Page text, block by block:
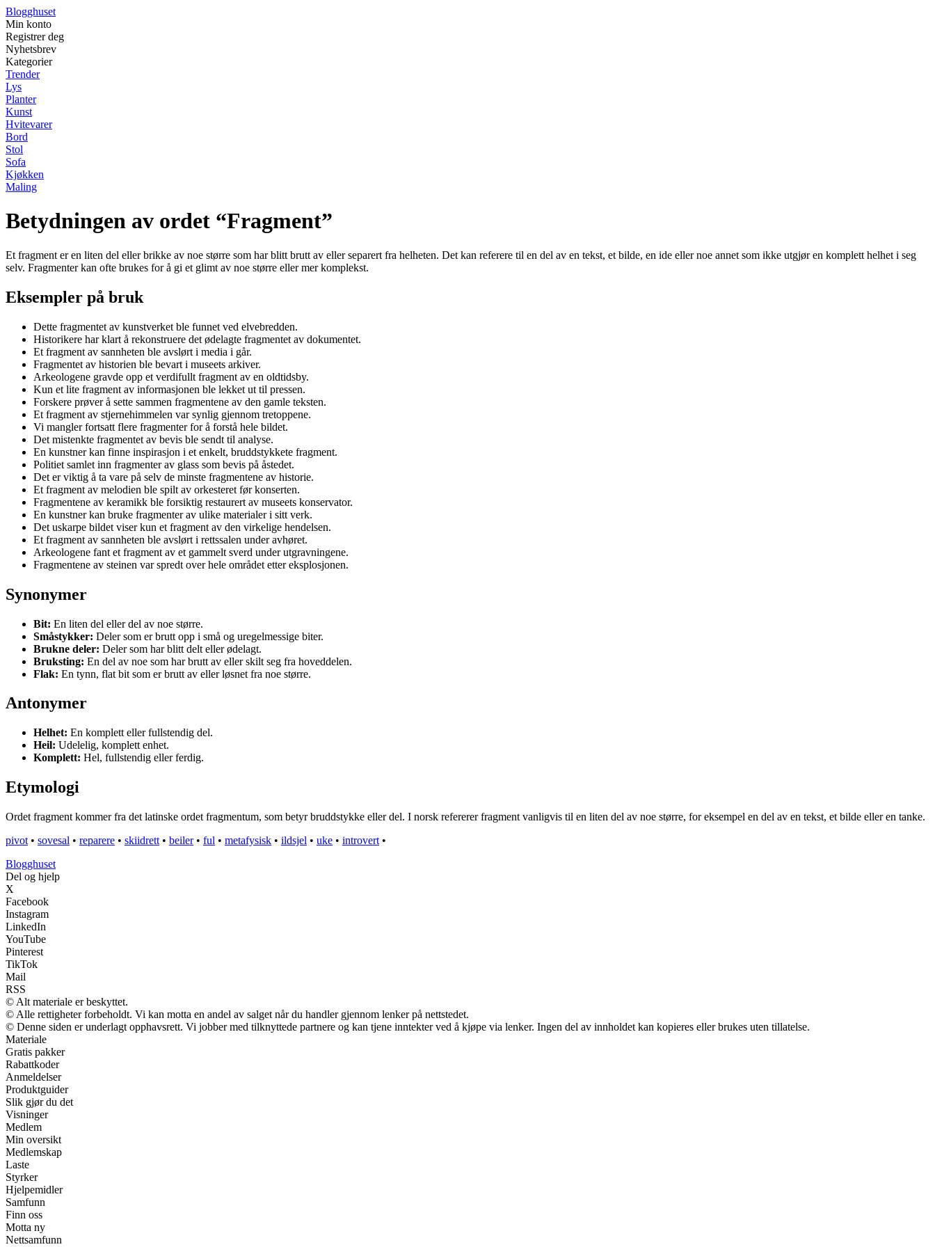
Blogghuset
Min konto
Registrer deg
Nyhetsbrev
Kategorier
Trender
Lys
Planter
Kunst
Hvitevarer
Bord
Stol
Sofa
Kjøkken
Maling
Betydningen av ordet “Fragment”
Et fragment er en liten del eller brikke av noe større som har blitt brutt av eller separert fra helheten. Det kan referere til en del av en tekst, et bilde, en ide eller noe annet som ikke utgjør en komplett helhet i seg
selv. Fragmenter kan ofte brukes for å gi et glimt av noe større eller mer komplekst.
Eksempler på bruk
Dette fragmentet av kunstverket ble funnet ved elvebredden.
Historikere har klart å rekonstruere det ødelagte fragmentet av dokumentet.
Et fragment av sannheten ble avslørt i media i går.
Fragmentet av historien ble bevart i museets arkiver.
Arkeologene gravde opp et verdifullt fragment av en oldtidsby.
Kun et lite fragment av informasjonen ble lekket ut til pressen.
Forskere prøver å sette sammen fragmentene av den gamle teksten.
Et fragment av stjernehimmelen var synlig gjennom tretoppene.
Vi mangler fortsatt flere fragmenter for å forstå hele bildet.
Det mistenkte fragmentet av bevis ble sendt til analyse.
En kunstner kan finne inspirasjon i et enkelt, bruddstykkete fragment.
Politiet samlet inn fragmenter av glass som bevis på åstedet.
Det er viktig å ta vare på selv de minste fragmentene av historie.
Et fragment av melodien ble spilt av orkesteret før konserten.
Fragmentene av keramikk ble forsiktig restaurert av museets konservator.
En kunstner kan bruke fragmenter av ulike materialer i sitt verk.
Det uskarpe bildet viser kun et fragment av den virkelige hendelsen.
Et fragment av sannheten ble avslørt i rettssalen under avhøret.
Arkeologene fant et fragment av et gammelt sverd under utgravningene.
Fragmentene av steinen var spredt over hele området etter eksplosjonen.
Synonymer
Bit: En liten del eller del av noe større.
Småstykker: Deler som er brutt opp i små og uregelmessige biter.
Brukne deler: Deler som har blitt delt eller ødelagt.
Bruksting: En del av noe som har brutt av eller skilt seg fra hoveddelen.
Flak: En tynn, flat bit som er brutt av eller løsnet fra noe større.
Antonymer
Helhet: En komplett eller fullstendig del.
Heil: Udelelig, komplett enhet.
Komplett: Hel, fullstendig eller ferdig.
Etymologi
Ordet fragment kommer fra det latinske ordet fragmentum, som betyr bruddstykke eller del. I norsk refererer fragment vanligvis til en liten del av noe større, for eksempel en del av en tekst, et bilde eller en tanke.
pivot • sovesal • reparere • skiidrett • beiler• ful • metafysisk • ildsjel • uke • introvert •
Blogghuset
Del og hjelp
X
Facebook
Instagram
LinkedIn
YouTube
Pinterest
TikTok
Mail
RSS
© Alt materiale er beskyttet.
© Alle rettigheter forbeholdt. Vi kan motta en andel av salget når du handler gjennom lenker på nettstedet.
© Denne siden er underlagt opphavsrett. Vi jobber med tilknyttede partnere og kan tjene inntekter ved å kjøpe via lenker. Ingen del av innholdet kan kopieres eller brukes uten tillatelse.
Materiale
Gratis pakker
Rabattkoder
Anmeldelser
Produktguider
Slik gjør du det
Visninger
Medlem
Min oversikt
Medlemskap
Laste
Styrker
Hjelpemidler
Samfunn
Finn oss
Motta ny
Nettsamfunn